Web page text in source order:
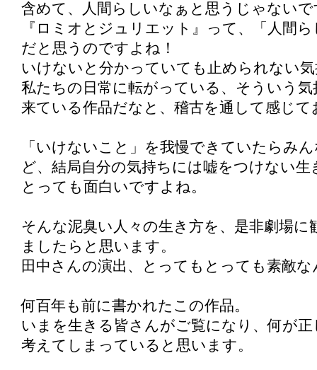
含めて、人間らしいなぁと思うじゃないで
『ロミオとジュリエット』って、「人間
だと思うのですよね！
いけないと分かっていても止められない
私たちの日常に転がっている、そういう
来ている作品だなと、稽古を通して感じて
「いけないこと」を我慢できていたらみ
ど、結局自分の気持ちには嘘をつけない生
とっても面白いですよね。
そんな泥臭い人々の生き方を、是非劇場に
ましたらと思います。
田中さんの演出、とってもとっても素敵な
何百年も前に書かれたこの作品。
いまを生きる皆さんがご覧になり、何が
考えてしまっていると思います。